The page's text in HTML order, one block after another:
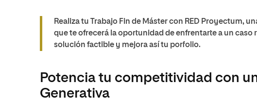
Realiza tu Trabajo Fin de Máster con RED Proyectum,
que te ofrecerá la oportunidad de enfrentarte a un caso
solución factible y mejora así tu porfolio.
Potencia tu competitividad con
Generativa